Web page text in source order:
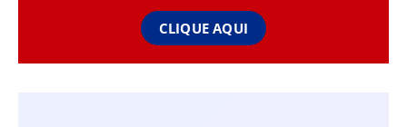
CLIQUE AQUI